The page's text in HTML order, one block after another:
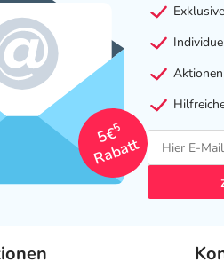
5€
5
Rabatt